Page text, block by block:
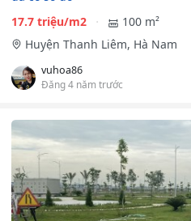
17.7 triệu/m2
100 m²
Huyện Thanh Liêm, Hà Nam
vuhoa86
Đăng 4 năm trước